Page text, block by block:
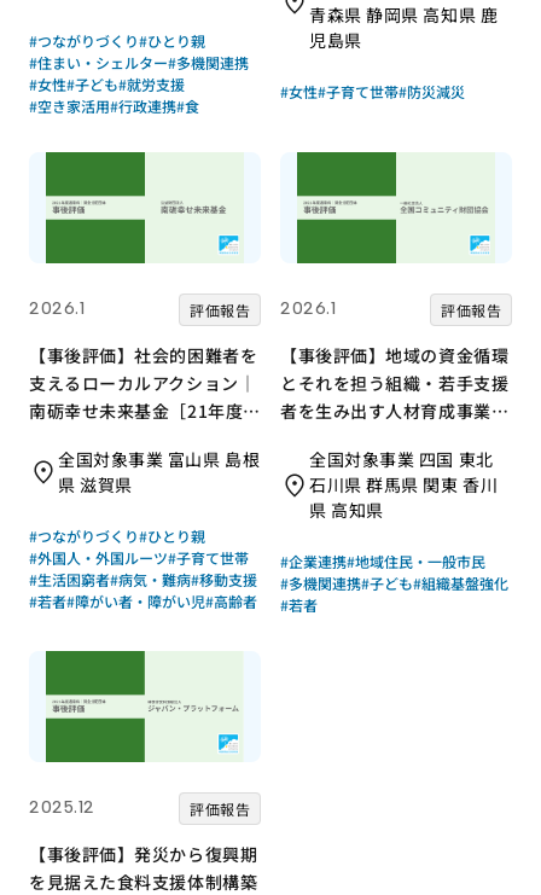
#つながりづくり#ひとり親
#住まい・シェルター#多機関連携
#女性#子ども#就労支援
#空き家活用#行政連携#食
青森県 静岡県 高知県 鹿
児島県
#女性#子育て世帯#防災減災
2026.1 評価報告
【事後評価】社会的困難者を
支えるローカルアクション｜
南砺幸せ未来基金［21年度通
全国対象事業 富山県 島根
県 滋賀県
#つながりづくり#ひとり親
#外国人・外国ルーツ#子育て世帯
#生活困窮者#病気・難病#移動支援
#若者#障がい者・障がい児#高齢者
2026.1 評価報告
【事後評価】地域の資金循環
とそれを担う組織・若手支援
者を生み出す人材育成事業｜
［21年度通常枠］
全国対象事業 四国 東北
石川県 群馬県 関東 香川
県 高知県
#企業連携#地域住民・一般市民
#多機関連携#子ども#組織基盤強化
#若者
2025.12 評価報告
【事後評価】発災から復興期
を見据えた食料支援体制構築